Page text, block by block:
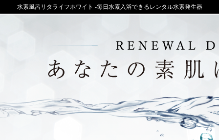
水素風呂リタライフホワイト -毎日水素入浴できるレンタル水素発生器